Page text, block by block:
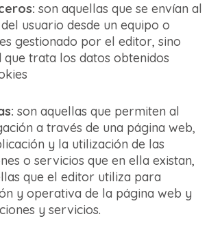
son aquellas que se envían al
usuario desde un equipo o
gestionado por el editor, sino
trata los datos obtenidos
son aquellas que permiten al
a través de una página web,
y la utilización de las
o servicios que en ella existan,
que el editor utiliza para
y operativa de la página web y
y servicios.